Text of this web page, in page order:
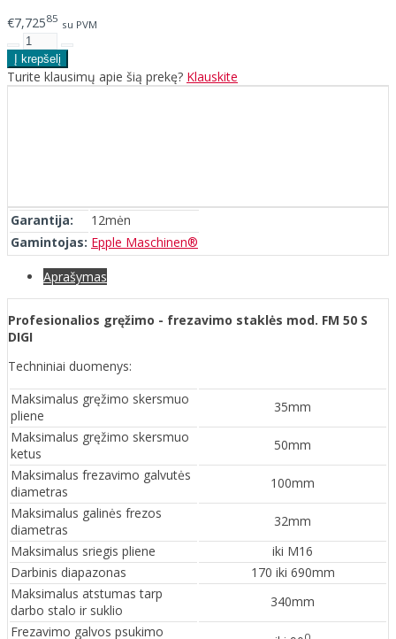
€7,72585 su PVM
Turite klausimų apie šią prekę? Klauskite
Garantija:
12mėn
Gamintojas: Epple Maschinen®
Aprašymas
Profesionalios gręžimo - frezavimo staklės mod. FM 50 S
DIGI
Techniniai duomenys:
Maksimalus gręžimo skersmuo
pliene
35mm
Maksimalus gręžimo skersmuo
ketus
50mm
Maksimalus frezavimo galvutės
diametras
100mm
Maksimalus galinės frezos
diametras
32mm
Maksimalus sriegis pliene
iki M16
Darbinis diapazonas
170 iki 690mm
Maksimalus atstumas tarp
darbo stalo ir suklio
340mm
Frezavimo galvos psukimo